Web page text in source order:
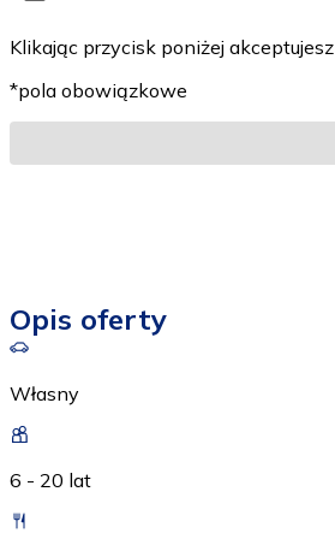
Klikając przycisk poniżej akceptujesz
*pola obowiązkowe
Opis oferty
Własny
6 - 20 lat